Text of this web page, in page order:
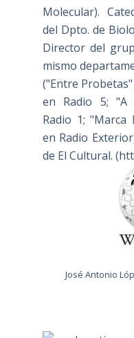
Molecular).
del Dpto. de
Director del
mismo
("Entre
en Radio 5; "A
Radio 1; "Marca
en Radio
de El Cultural. (
José Antonio